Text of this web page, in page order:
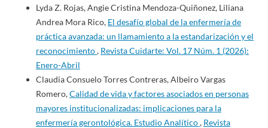
Lyda Z. Rojas, Angie Cristina Mendoza-Quiñonez, Liliana
Andrea Mora Rico, El desafío global de la enfermería de
práctica avanzada: un llamamiento a la estandarización y el
reconocimiento, Revista Cuidarte: Vol. 17 Núm. 1 (2026):
Enero-Abril
Claudia Consuelo Torres Contreras, Albeiro Vargas
Romero,Calidad de vida y factores asociados en personas
mayores institucionalizadas: implicaciones para la
enfermería gerontológica. Estudio Analítico, Revista